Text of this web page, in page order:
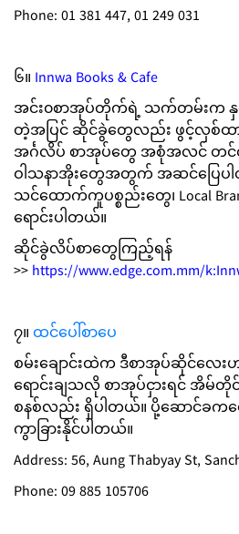
Phone: 01 381 447, 01 249 031
၆။ Innwa Books & Cafe
အင်း၀စာအုပ်တိုက်ရဲ့ သက်တမ်းက နှစ်ပ
တဲ့အပြင် ဆိုင်ခွဲတွေလည်း ဖွင့်လှစ်ထား
အင်္ဂလိပ် စာအုပ်တွေ အစုံအလင် တင်
ဝါသနာအိုးတွေအတွက် အဆင်ပြေပါ
သင်ထောက်ကူပစ္စည်းတွေ၊ Local
ရောင်းပါတယ်။
ဆိုင်ခွဲလိပ်စာတွေကြည့်ရန်
>>https://www.edge.com.mm/
၇။ထင်ပေါ်စာပေ
စမ်းချောင်းထဲက ဒီစာအုပ်ဆိုင်လေ
ရောင်းချသလို စာအုပ်ငှားရင် အိမ်
စနစ်လည်း ရှိပါတယ်။ ပို့ဆောင်ခက
ကွာခြားနိုင်ပါတယ်။
Address: 56, Aung Thabyay St,
Phone: 09 885 105706